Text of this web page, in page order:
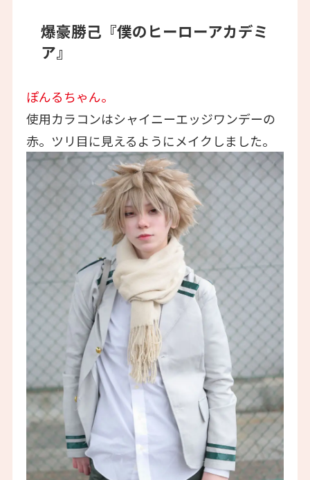
爆豪勝己『僕のヒーローアカデミ
ア』
ぽんるちゃん。
使用カラコンはシャイニーエッジワンデーの
赤。ツリ目に見えるようにメイクしました。